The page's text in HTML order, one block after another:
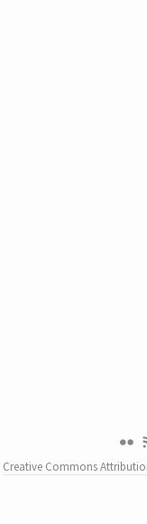
Creative Commons